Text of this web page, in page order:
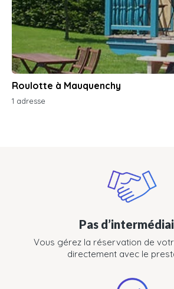
Roulotte à Mauquenchy
1 adresse
Pas
Vous gérez la réservation de
directement avec le